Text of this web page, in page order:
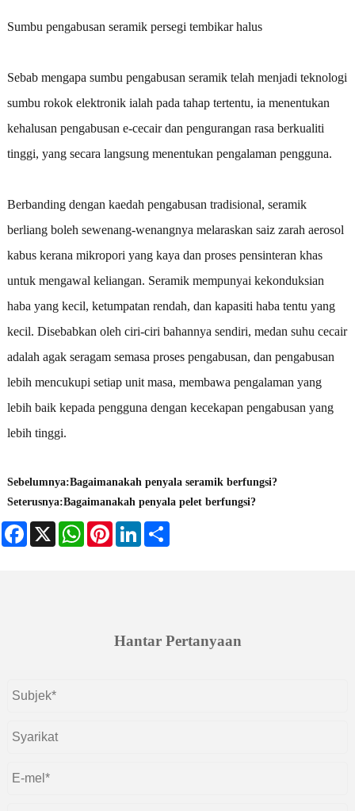
Sumbu pengabusan seramik persegi tembikar halus
Sebab mengapa sumbu pengabusan seramik telah menjadi teknologi
sumbu rokok elektronik ialah pada tahap tertentu, ia menentukan
kehalusan pengabusan e-cecair dan pengurangan rasa berkualiti
tinggi, yang secara langsung menentukan pengalaman pengguna.
Berbanding dengan kaedah pengabusan tradisional, seramik
berliang boleh sewenang-wenangnya melaraskan saiz zarah aerosol
kabus kerana mikropori yang kaya dan proses pensinteran khas
untuk mengawal keliangan. Seramik mempunyai kekonduksian
haba yang kecil, ketumpatan rendah, dan kapasiti haba tentu yang
kecil. Disebabkan oleh ciri-ciri bahannya sendiri, medan suhu cecair
adalah agak seragam semasa proses pengabusan, dan pengabusan
lebih mencukupi setiap unit masa, membawa pengalaman yang
lebih baik kepada pengguna dengan kecekapan pengabusan yang
lebih tinggi.
Sebelumnya:Bagaimanakah penyala seramik berfungsi?
Seterusnya:Bagaimanakah penyala pelet berfungsi?
Facebook
X WhatsAppPinterestLinkedIn
Hantar Pertanyaan